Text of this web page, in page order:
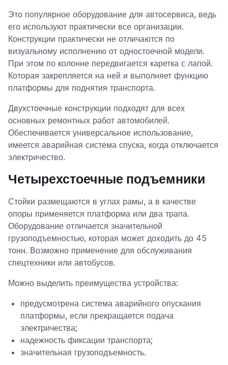
Это популярное оборудование для автосервиса, ведь
его используют практически все организации.
Конструкции практически не отличаются по
визуальному исполнению от одностоечной модели.
При этом по колонне передвигается каретка с лапой.
Которая закрепляется на ней и выполняет функцию
платформы для поднятия транспорта.
Двухстоечные конструкции подходят для всех
основных ремонтных работ автомобилей.
Обеспечивается универсальное использование,
имеется аварийная система спуска, когда отключается
электричество.
Четырехстоечные подъемники
Стойки размещаются в углах рамы, а в качестве
опоры применяется платформа или два трапа.
Оборудование отличается значительной
грузоподъемностью, которая может доходить до 45
тонн. Возможно применение для обслуживания
спецтехники или автобусов.
Можно выделить преимущества устройства:
предусмотрена система аварийного опускания
платформы, если прекращается подача
электричества;
надежность фиксации транспорта;
значительная грузоподъемность.